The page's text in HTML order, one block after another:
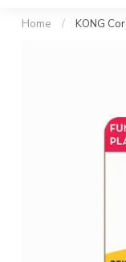
Home / KONG